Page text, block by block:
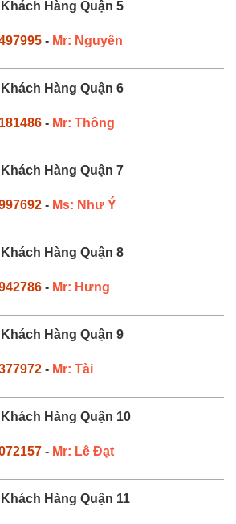
Hàng Quận 5
- Mr: Nguyên
Hàng Quận 6
- Mr: Thông
Hàng Quận 7
- Ms: Như Ý
Hàng Quận 8
- Mr: Hưng
Hàng Quận 9
- Mr: Tài
Hàng Quận 10
- Mr: Lê Đạt
Hàng Quận 11